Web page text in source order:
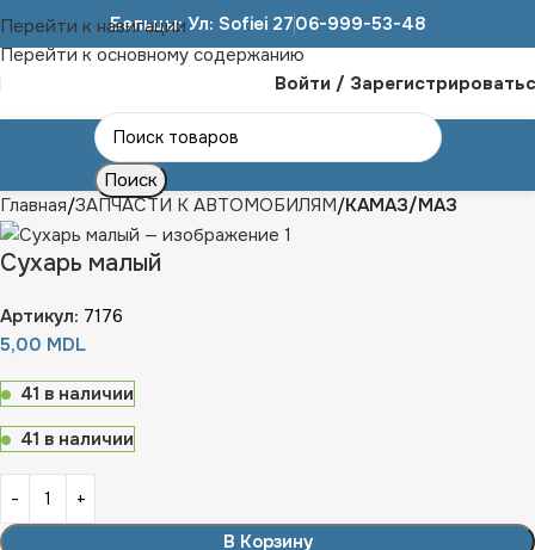
Перейти к навигации
Перейти к основному содержанию
Бельцы: Ул: Sofiei 2706-999-53-48
Войти /
Поиск
Главная ЗАПЧАСТИ К АВТОМОБИЛЯМ КАМАЗ/МАЗ
Сухарь малый
Артикул: 7176
5,00 MDL
41 в наличии
41 в наличии
В Корзину